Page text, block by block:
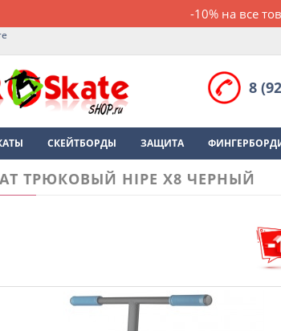
-10% на все
8
СКЕЙТБОРДЫ ЗАЩИТА
ТРЮКОВЫЙ HIPE X8 ЧЕРНЫЙ